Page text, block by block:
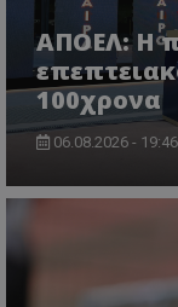
ΑΠΟΕΛ: Η
100χρονα
06.08.2026 - 19:46